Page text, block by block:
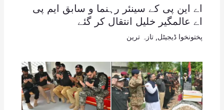
اے این پی کے سینئر رہنما و سابق ایم پی
اے عالمگیر خلیل انتقال کر گئے
پختونخوا ڈیجیٹل تازہ ترین